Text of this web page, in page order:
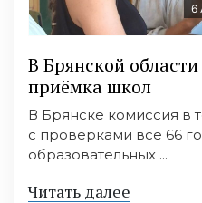
6
В Брянской
приёмка школ
В Брянске комиссия в
с проверками все 66
образовательных ...
Читать далее